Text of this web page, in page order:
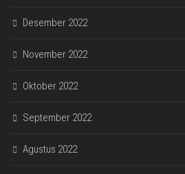
Desember 2022
November 2022
Oktober 2022
September 2022
Agustus 2022